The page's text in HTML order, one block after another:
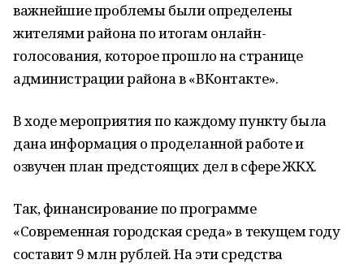
важнейшие проблемы были определены
жителями района по итогам онлайн-
голосования, которое прошло на странице
администрации района в «ВКонтакте».
В ходе мероприятия по каждому пункту была
дана информация о проделанной работе и
озвучен план предстоящих дел в сфере ЖКХ.
Так, финансирование по программе
«Современная городская среда» в текущем году
составит 9 млн рублей. На эти средства